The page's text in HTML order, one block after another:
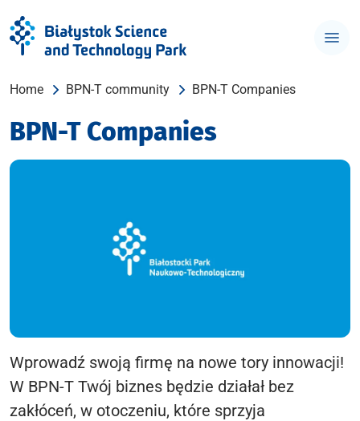
Home BPN-T community BPN-T Companies
BPN-T Companies
Wprowadź swoją firmę na nowe tory innowacji!
W BPN-T Twój biznes będzie działał bez
zakłóceń, w otoczeniu, które sprzyja